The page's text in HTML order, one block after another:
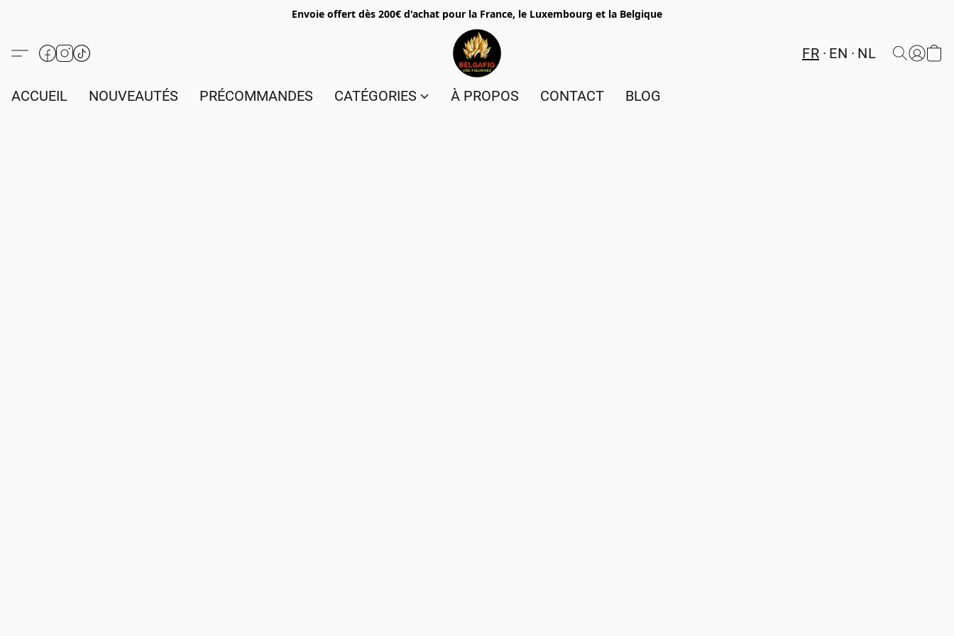
Envoie offert dès 200€ d'achat pour la France, le Luxembourg et la Belgique
FR EN NL
ACCUEIL NOUVEAUTÉS PRÉCOMMANDES CATÉGORIES À PROPOS CONTACT BLOG